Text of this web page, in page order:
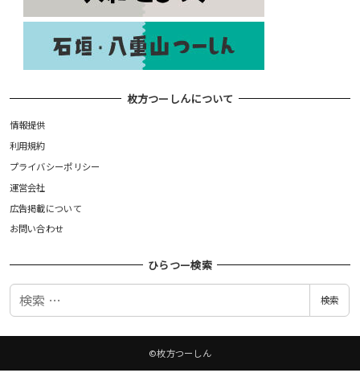
枚方つーしんについて
情報提供
利用規約
プライバシーポリシー
運営会社
広告掲載について
お問い合わせ
ひらつー検索
検
検索
©枚方つーしん